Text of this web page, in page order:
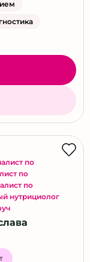
по
по
по
нутрициолог